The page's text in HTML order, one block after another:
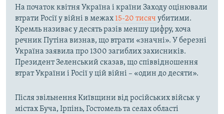
На початок квітня Україна і країни Заходу оцінювали
втрати Росії у війні в межах 15-20 тисяч убитими.
Кремль називає у десять разів меншу цифру, хоча
речник Путіна визнав, що втрати «значні». У березні
Україна заявила про 1300 загиблих захисників.
Президент Зеленський сказав, що співвідношення
втрат України і Росії у цій війні – «один до десяти».
Після звільнення Київщини від російських військ у
містах Буча, Ірпінь, Гостомель та селах області